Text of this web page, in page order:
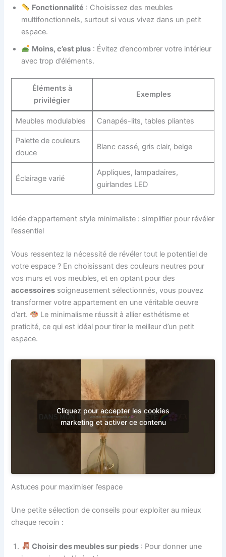
Fonctionnalité : Choisissez des meubles
multifonctionnels, surtout si vous vivez dans un petit
espace.
Moins, c’est plus : Évitez d’encombrer votre intérieur
avec trop d’éléments.
Éléments à
privilégier
Exemples
Meubles modulables Canapés-lits, tables pliantes
Palette de couleurs
douce
Blanc cassé, gris clair, beige
Éclairage varié
Appliques, lampadaires,
guirlandes LED
Idée d’appartement style minimaliste : simplifier pour révéler
l’essentiel
Vous ressentez la nécessité de révéler tout le potentiel de
votre espace ? En choisissant des couleurs neutres pour
vos murs et vos meubles, et en optant pour des
accessoires soigneusement sélectionnés, vous pouvez
transformer votre appartement en une véritable oeuvre
d’art.
Le minimalisme réussit à allier esthétisme et
praticité, ce qui est idéal pour tirer le meilleur d’un petit
espace.
Cliquez pour accepter les cookies
marketing et activer ce contenu
Astuces pour maximiser l’espace
Une petite sélection de conseils pour exploiter au mieux
chaque recoin :
Choisir des meubles sur pieds : Pour donner une